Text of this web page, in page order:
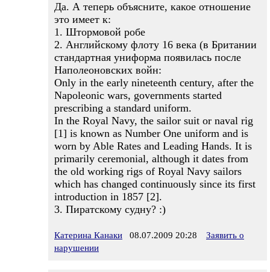
Да. А теперь объясните, какое отношение
это имеет к:
1. Штормовой робе
2. Английскому флоту 16 века (в Британии
стандартная униформа появилась после
Наполеоновских войн:
Only in the early nineteenth century, after the
Napoleonic wars, governments started
prescribing a standard uniform.
In the Royal Navy, the sailor suit or naval rig
[1] is known as Number One uniform and is
worn by Able Rates and Leading Hands. It is
primarily ceremonial, although it dates from
the old working rigs of Royal Navy sailors
which has changed continuously since its first
introduction in 1857 [2].
3. Пиратскому судну? :)
Катерина Канаки 08.07.2009 20:28
Заявить о
нарушении